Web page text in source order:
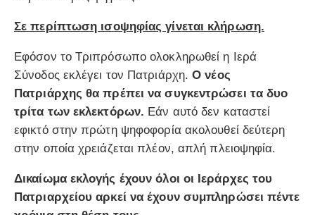
Σε περίπτωση ισοψηφίας γίνεται κλήρωση.
Εφόσον το Τριπρόσωπο ολοκληρωθεί η Ιερά
Σύνοδος εκλέγει τον Πατριάρχη. Ο νέος
Πατριάρχης θα πρέπει να συγκεντρώσει τα δυο
τρίτα των εκλεκτόρων. Εάν αυτό δεν καταστεί
εφικτό στην πρώτη ψηφοφορία ακολουθεί δεύτερη
στην οποία χρειάζεται πλέον, απλή πλειοψηφία.
Δικαίωμα εκλογής έχουν όλοι οι Ιεράρχες του
Πατριαρχείου αρκεί να έχουν συμπληρώσει πέντε